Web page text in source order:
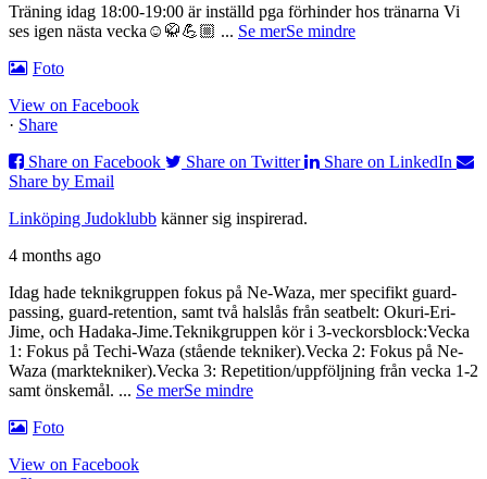
Träning idag 18:00-19:00 är inställd pga förhinder hos tränarna Vi
ses igen nästa vecka☺️🥋💪🏼 ... Se merSe mindre
Foto
View on Facebook
· Share
Share on Facebook
Share on Twitter
Share on LinkedIn
Share by Email
Linköping Judoklubb känner sig inspirerad.
4 months ago
Idag hade teknikgruppen fokus på Ne-Waza, mer specifikt guard-
passing, guard-retention, samt två halslås från seatbelt: Okuri-Eri-
Jime, och Hadaka-Jime.Teknikgruppen kör i 3-veckorsblock:Vecka
1: Fokus på Techi-Waza (stående tekniker).Vecka 2: Fokus på Ne-
Waza (marktekniker).Vecka 3: Repetition/uppföljning från vecka 1-2
samt önskemål. ... Se merSe mindre
Foto
View on Facebook